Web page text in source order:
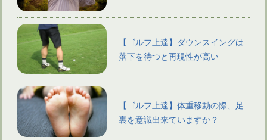
【ゴルフ上達】ダウンスイングは
落下を待つと再現性が高い
【ゴルフ上達】体重移動の際、足
裏を意識出来ていますか？